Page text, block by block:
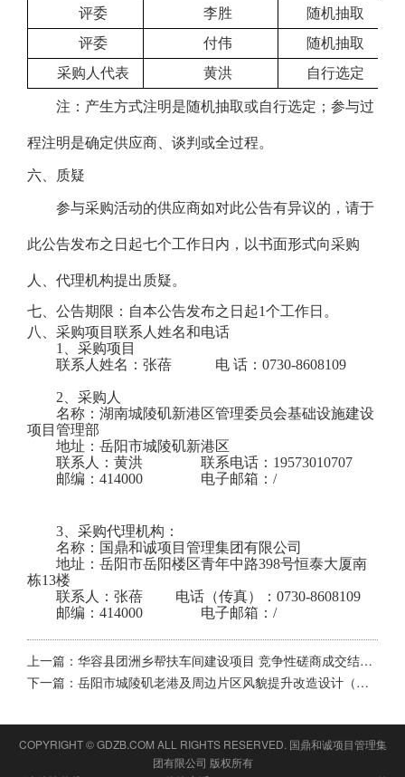
评委
李胜
随机抽取
评委
付伟
随机抽取
采购人代表
黄洪 自行选定
注：产生方式注明是随机抽取或自行选定；参与过
程注明是确定供应商、谈判或全过程。
六、 质疑
参与采购活动的供应商如对此公告有异议的，请于
此公告发布之日起七个工作日内，以书面形式向采购
人、代理机构提出质疑。
七、公告期限： 自本公告发布之日起1个工作日。
八、采购项目联系人姓名和电话
1、采购项目
联系人姓名：张蓓
电 话：0730-8608109
2、采购人
名称： 湖南城陵矶新港区管理委员会基础设施建设
项目管理部
地址：岳阳市城陵矶新港区
联系人：黄洪 联系电话： 19573010707
邮编：414000 电子邮箱：/
3、采购代理机构：
名称： 国鼎和诚项目管理集团有限公司
地址：岳阳市岳阳楼区青年中路398号恒泰大厦南
栋13楼
联系人：张蓓
电话（传真）：0730-8608109
邮编：414000 电子邮箱：/
上一篇： 华容县团洲乡帮扶车间建设项目 竞争性磋商成交结果公告
下一篇： 岳阳市城陵矶老港及周边片区风貌提升改造设计（暨岳州关保护范围和建设控制地带内配套设施提质及周边环境整治项目实施方案）采购项目中标公告
COPYRIGHT © GDZB.COM ALL RIGHTS RESERVED. 国鼎和诚项目管理集
团有限公司 版权所有